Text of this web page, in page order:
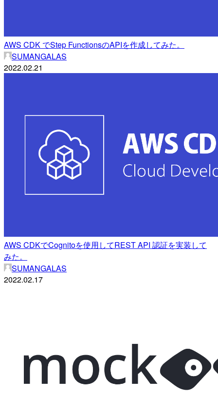
AWS CDK でStep FunctionsのAPIを作成してみた。
SUMANGALAS
2022.02.21
AWS CDKでCognitoを使用してREST API 認証を実装して
みた。
SUMANGALAS
2022.02.17